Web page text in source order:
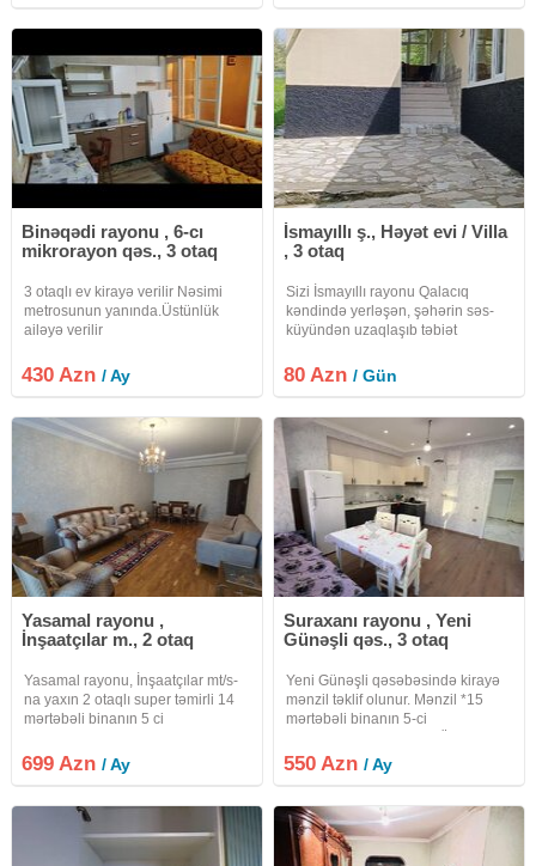
Binəqədi rayonu , 6-cı
mikrorayon qəs., 3 otaq
3 otaqlı ev kirayə verilir Nəsimi
metrosunun yanında.Üstünlük
ailəyə verilir
430 Azn/ Ay
İsmayıllı ş., Həyət evi / Villa
, 3 otaq
Sizi İsmayıllı rayonu Qalacıq
kəndində yerləşən, şəhərin səs-
küyündən uzaqlaşıb təbiət
gözəl mənzərəli kirayə evə dəvət
edirik
80 Azn/ Gün
Yasamal rayonu ,
İnşaatçılar m., 2 otaq
Yasamal rayonu, İnşaatçılar mt/s-
na yaxın 2 otaqlı super təmirli 14
mərtəbəli binanın 5 ci
ümumi sahəsi 70 kvadratmetr olan
mənzil kirayə verilir.Mənzilin
699 Azn/ Ay
Suraxanı rayonu , Yeni
Günəşli qəs., 3 otaq
Yeni Günəşli qəsəbəsində kirayə
mənzil təklif olunur. Mənzil *15
mərtəbəli binanın 5-ci
sahəsi *72 kv.m* təşkil edir. Mənzil
*3 otaqlı studio tipli*
550 Azn/ Ay